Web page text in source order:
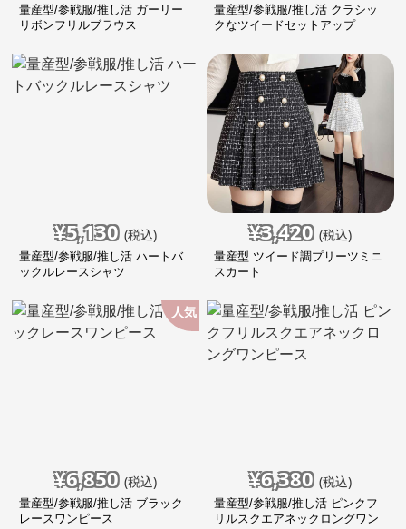
量産型/参戦服/推し活 ガーリー
リボンフリルブラウス
量産型/参戦服/推し活 クラシッ
クなツイードセットアップ
¥5,130 (税込)
量産型/参戦服/推し活 ハートバ
ックルレースシャツ
¥3,420 (税込)
量産型 ツイード調プリーツミニ
スカート
人気
¥6,850 (税込)
量産型/参戦服/推し活 ブラック
レースワンピース
¥6,380 (税込)
量産型/参戦服/推し活 ピンクフ
リルスクエアネックロングワン